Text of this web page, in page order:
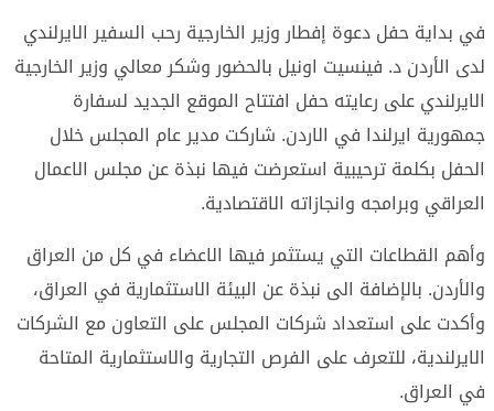
في بداية حفل دعوة إفطار وزير الخارجية رحب السفير الايرلندي
لدى الأردن د. فينسيت اونيل بالحضور وشكر معالي وزير الخارجية
الايرلندي على رعايته حفل افتتاح الموقع الجديد لسفارة
جمهورية ايرلندا في الاردن. شاركت مدير عام المجلس خلال
الحفل بكلمة ترحيبية استعرضت فيها نبذة عن مجلس الاعمال
العراقي وبرامجه وانجازاته الاقتصادية.
وأهم القطاعات التي يستثمر فيها الاعضاء في كل من العراق
والأردن. بالإضافة الى نبذة عن البيئة الاستثمارية في العراق،
وأكدت على استعداد شركات المجلس على التعاون مع الشركات
الايرلندية، للتعرف على الفرص التجارية والاستثمارية المتاحة
في العراق.